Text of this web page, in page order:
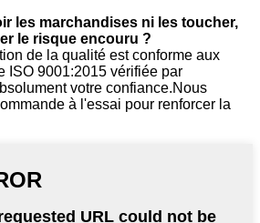
les marchandises ni les toucher,
le risque encouru ?
de la qualité est conforme aux
ISO 9001:2015 vérifiée par
votre confiance.Nous
à l'essai pour renforcer la